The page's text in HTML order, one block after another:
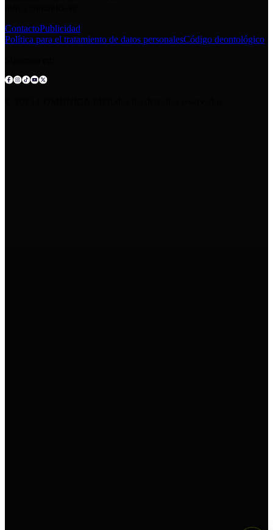
ContactoPublicidad
Política para el tratamiento de datos personalesCódigo deontológico